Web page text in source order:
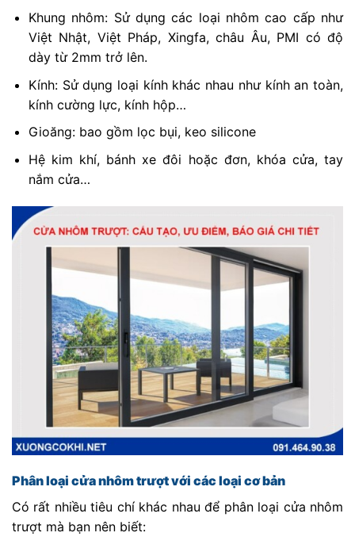
Khung nhôm: Sử dụng các loại nhôm cao cấp như
Việt Nhật, Việt Pháp, Xingfa, châu Âu, PMI có độ
dày từ 2mm trở lên.
Kính: Sử dụng loại kính khác nhau như kính an toàn,
kính cường lực, kính hộp…
Gioăng: bao gồm lọc bụi, keo silicone
Hệ kim khí, bánh xe đôi hoặc đơn, khóa cửa, tay
nắm cửa…
Phân loại cửa nhôm trượt với các loại cơ bản
Có rất nhiều tiêu chí khác nhau để phân loại cửa nhôm
trượt mà bạn nên biết: